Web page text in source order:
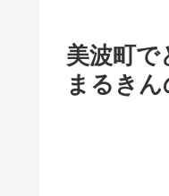
美波町で
まるきん